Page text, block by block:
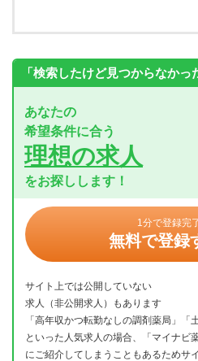
「検索したけど見つからなかっ
あなたの
希望条件に合う
理想の求人
をお探しします！
1分で登録完
無料で登録
サイト上では公開していない
求人（非公開求人）もあります
「高年収かつ転勤なしの調剤薬局」「
といった人気求人の場合、「マイナビ
にご紹介してしまうこともあるためサ